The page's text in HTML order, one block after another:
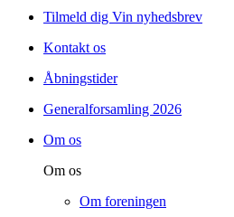
Tilmeld dig Vin nyhedsbrev
Kontakt os
Åbningstider
Generalforsamling 2026
Om os
Om os
Om foreningen